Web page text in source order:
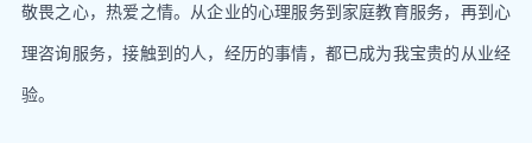
敬畏之心，热爱之情。从企业的心理服务到家庭教育服务，再到心
理咨询服务，接触到的人，经历的事情，都已成为我宝贵的从业经
验。